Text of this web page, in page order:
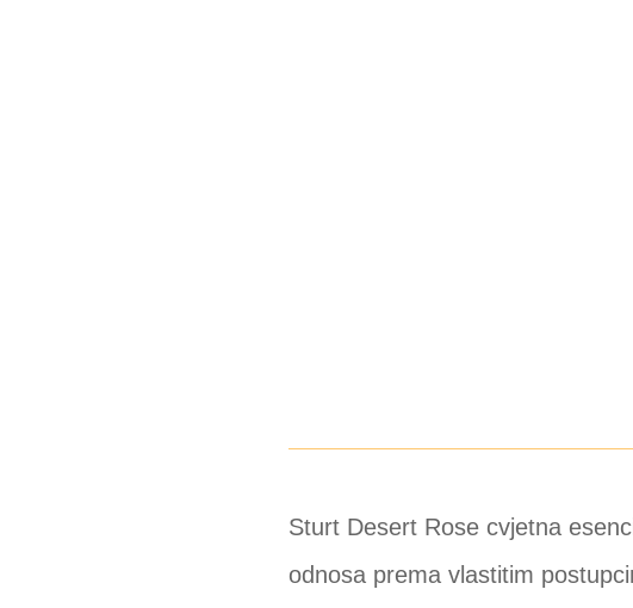
Sturt Desert Rose cvjetna
odnosa prema vlastitim